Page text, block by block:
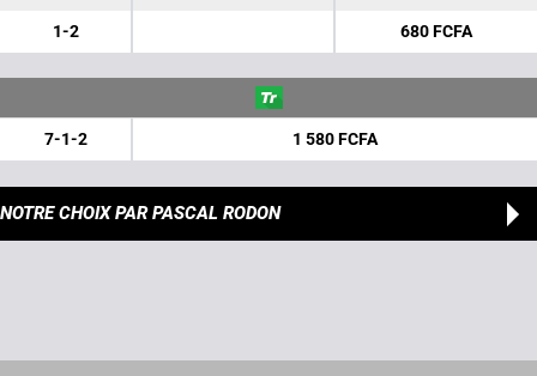
1-2 680 FCFA
7-1-2 1 580 FCFA
NOTRE CHOIX PAR PASCAL RODON